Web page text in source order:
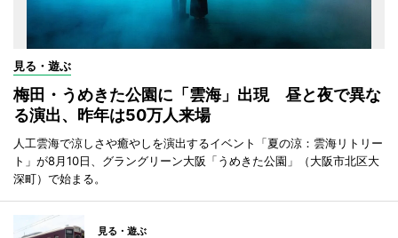
見る・遊ぶ
梅田・うめきた公園に「雲海」出現 昼と夜で異な
る演出、昨年は50万人来場
人工雲海で涼しさや癒やしを演出するイベント「夏の涼：雲海リトリー
ト」が8月10日、グラングリーン大阪「うめきた公園」（大阪市北区大
深町）で始まる。
見る・遊ぶ